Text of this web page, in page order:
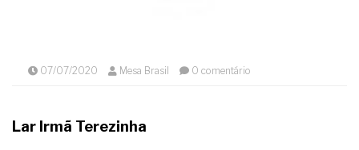
07/07/2020 Mesa Brasil 0 comentário
Lar Irmã Terezinha